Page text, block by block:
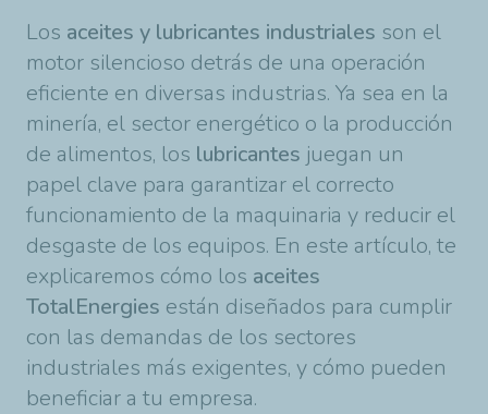
Los aceites y lubricantes industriales son el
motor silencioso detrás de una operación
eficiente en diversas industrias. Ya sea en la
minería, el sector energético o la producción
de alimentos, los lubricantes juegan un
papel clave para garantizar el correcto
funcionamiento de la maquinaria y reducir el
desgaste de los equipos. En este artículo, te
explicaremos cómo los aceites
TotalEnergies están diseñados para cumplir
con las demandas de los sectores
industriales más exigentes, y cómo pueden
beneficiar a tu empresa.